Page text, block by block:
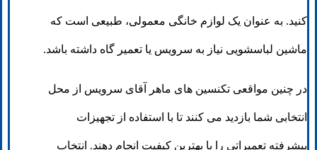
کنید. به عنوان یک لوازم خانگی معمولی، طبیعی است که
ماشین لباسشویی نیاز به سرویس یا تعمیر گاه داشته باشد.
در چنین مواقعی تکنسین های ماهر آقای سرویس از محل
انتخابی شما بازدید می کنند تا با استفاده از تجهیزات
پیشرفته تعمیراتی را با بهترین کیفیت انجام دهند. انتخاب